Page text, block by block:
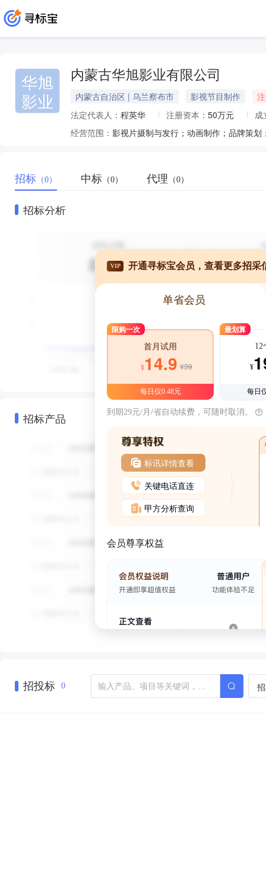
华旭
影业
内蒙古华旭影业有限公司
内蒙古自治区 | 乌兰察布市 影视节目制作
法定代表人： 程英华 注册资本： 50万元
成
经营范围： 影视片摄制与发行；动画制作；品牌策
招标 （0） 中标 （0） 代理 （0）
招标分析
招标产品
VIP 开通寻标宝会员，查看更多招采
单省会员
限购一次
首月试用
¥14.9 ¥39
每日仅0.48元
最划算
12
¥
每日
到期29元/月/省自动续费，可随时取消。
标讯详情查看
关键电话直连
甲方分析查询
会员尊享权益
招投标 0